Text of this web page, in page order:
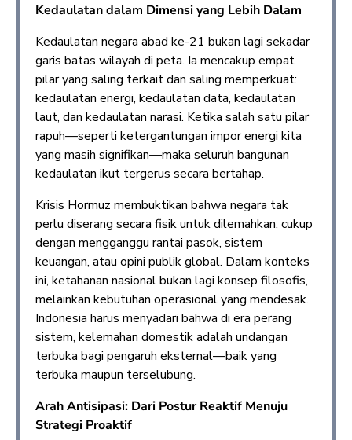
Kedaulatan dalam Dimensi yang Lebih Dalam
Kedaulatan negara abad ke-21 bukan lagi sekadar
garis batas wilayah di peta. Ia mencakup empat
pilar yang saling terkait dan saling memperkuat:
kedaulatan energi, kedaulatan data, kedaulatan
laut, dan kedaulatan narasi. Ketika salah satu pilar
rapuh—seperti ketergantungan impor energi kita
yang masih signifikan—maka seluruh bangunan
kedaulatan ikut tergerus secara bertahap.
Krisis Hormuz membuktikan bahwa negara tak
perlu diserang secara fisik untuk dilemahkan; cukup
dengan mengganggu rantai pasok, sistem
keuangan, atau opini publik global. Dalam konteks
ini, ketahanan nasional bukan lagi konsep filosofis,
melainkan kebutuhan operasional yang mendesak.
Indonesia harus menyadari bahwa di era perang
sistem, kelemahan domestik adalah undangan
terbuka bagi pengaruh eksternal—baik yang
terbuka maupun terselubung.
Arah Antisipasi: Dari Postur Reaktif Menuju
Strategi Proaktif